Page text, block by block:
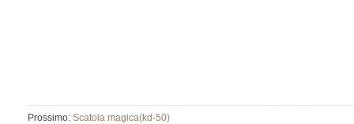
Prossimo: Scatola magica(kd-50)